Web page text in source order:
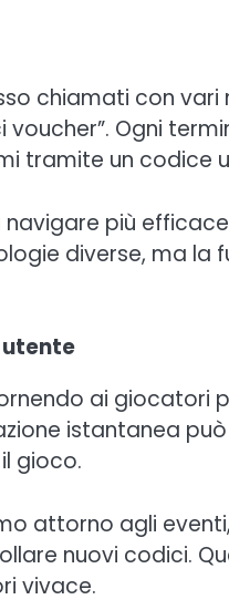
chiamati con vari
Ogni
tramite un codice
più
diverse, ma la
utente
ai giocatori
istantanea
gioco.
attorno agli
nuovi codici.
vivace.